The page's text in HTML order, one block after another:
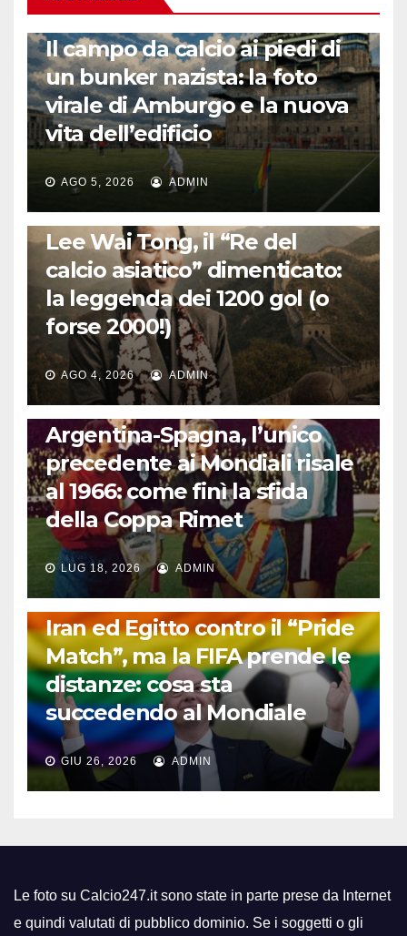
Il campo da calcio ai piedi di
un bunker nazista: la foto
virale di Amburgo e la nuova
vita dell’edificio
AGO 5, 2026 ADMIN
LA STORIA DEL CALCIO
Lee Wai Tong, il “Re del
calcio asiatico” dimenticato:
la leggenda dei 1200 gol (o
forse 2000!)
AGO 4, 2026 ADMIN
CALCIO INTERNAZIONALE
Argentina-Spagna, l’unico
precedente ai Mondiali risale
al 1966: come finì la sfida
della Coppa Rimet
LUG 18, 2026 ADMIN
FUORI DAL CAMPO: CALCIO, GOSSIP E NON SOLO
Iran ed Egitto contro il “Pride
Match”, ma la FIFA prende le
distanze: cosa sta
succedendo al Mondiale
GIU 26, 2026 ADMIN
Le foto su Calcio247.it sono state in parte prese da Internet
e quindi valutati di pubblico dominio. Se i soggetti o gli